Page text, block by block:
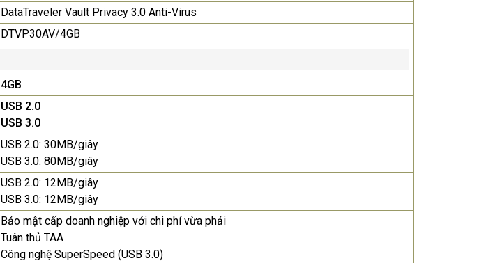
Liên hệ 0283 9847 690
để nhận báo giá tốt
nhất
Màn Hình Quảng Cáo
SAMSUNG QH65R 65 I...
Liên hệ0283 9847 690
để nhận báo giá tốt
nhất
DataTraveler Vault Privacy 3.0 Anti-Virus
DTVP30AV/4GB
4GB
USB 2.0
USB 3.0
USB 2.0: 30MB/giây
USB 3.0: 80MB/giây
USB 2.0: 12MB/giây
USB 3.0: 12MB/giây
Bảo mật cấp doanh nghiệp với chi phí vừa phải
Tuân thủ TAA
Công nghệ SuperSpeed (USB 3.0)